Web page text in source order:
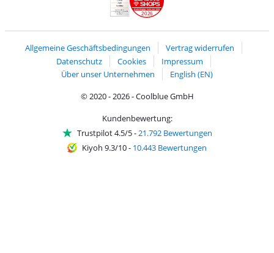
2026
SHOPS
Allgemeine Geschäftsbedingungen
Vertrag widerrufen
Datenschutz
Cookies
Impressum
Über unser Unternehmen
English (EN)
© 2020 - 2026 - Coolblue GmbH
Kundenbewertung:
Trustpilot 4.5/5-21.792 Bewertungen
Kiyoh 9.3/10- 10.443 Bewertungen